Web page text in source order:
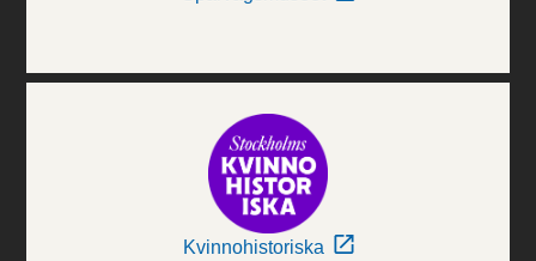
Kvinnohistoriska